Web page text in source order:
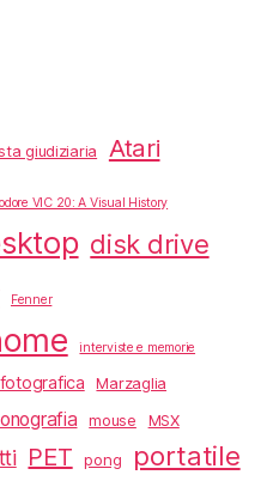
giudiziaria Atari
VIC 20: A Visual History
disk drive
Fenner
interviste e memorie
Marzaglia
mouse MSX
PET pong portatile